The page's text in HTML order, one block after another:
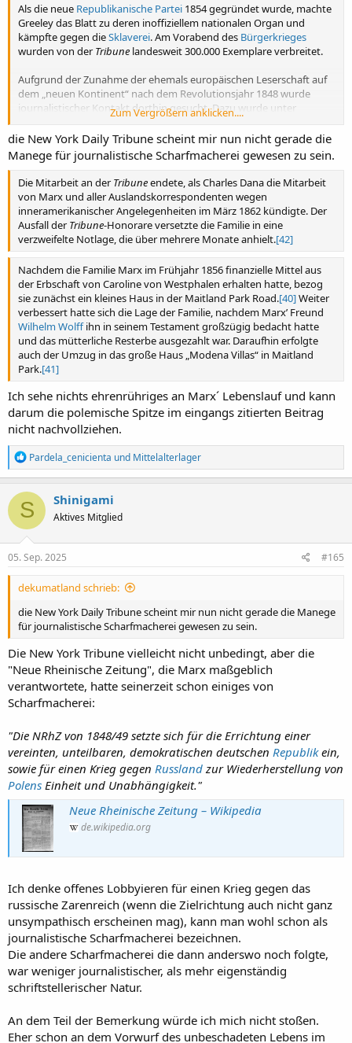
Als die neue Republikanische Partei 1854 gegründet wurde, machte
Greeley das Blatt zu deren inoffiziellem nationalen Organ und
kämpfte gegen dieSklaverei. Am Vorabend des Bürgerkrieges
wurden von der Tribune landesweit 300.000 Exemplare verbreitet.
Aufgrund der Zunahme der ehemals europäischen Leserschaft auf
dem „neuen Kontinent“ nach dem Revolutionsjahr 1848 wurde
journalistischer Kontakt dorthin gesucht. Dazu wurde unter
Londoner
York Daily Tribuneverpflichtet. Von 1852/53 bis 1857 und von 1859
bis 1862 arbeitete Marx für die Tribune
. Wenn es um militärische
Themen ging, wie zum Beispiel den Krimkrieg , schrieb sein enger
Freund und ArbeitspartnerFriedrich Engelsdie Artikel für ihn.
Zum Vergrößern anklicken....
die New York Daily Tribune scheint mir nun nicht gerade die
Manege für journalistische Scharfmacherei gewesen zu sein.
Die Mitarbeit an der Tribuneendete, als Charles Dana die Mitarbeit
von Marx und aller Auslandskorrespondenten wegen
inneramerikanischer Angelegenheiten im März 1862 kündigte. Der
Ausfall der Tribune-Honorare versetzte die Familie in eine
verzweifelte Notlage, die über mehrere Monate anhielt.[42]
Nachdem die Familie Marx im Frühjahr 1856 finanzielle Mittel aus
der Erbschaft von Caroline von Westphalen erhalten hatte, bezog
sie zunächst ein kleines Haus in der Maitland Park Road.[40]Weiter
verbessert hatte sich die Lage der Familie, nachdem Marx’ Freund
Wilhelm Wolffihn in seinem Testament großzügig bedacht hatte
und das mütterliche Resterbe ausgezahlt war. Daraufhin erfolgte
auch der Umzug in das große Haus „Modena Villas“ in Maitland
Park.[41]
Ich sehe nichts ehrenrühriges an Marx´ Lebenslauf und kann
darum die polemische Spitze im eingangs zitierten Beitrag
nicht nachvollziehen.
R
e
a
k
t
i
o
n
e
Pardela_cenicienta und Mittelalterlager
S Shinigami
Aktives Mitglied
05. Sep. 2025 #165
dekumatland schrieb:
die New York Daily Tribune scheint mir nun nicht gerade die Manege
für journalistische Scharfmacherei gewesen zu sein.
Die New York Tribune vielleicht nicht unbedingt, aber die
"Neue Rheinische Zeitung", die Marx maßgeblich
verantwortete, hatte seinerzeit schon einiges von
Scharfmacherei:
"Die NRhZ von 1848/49 setzte sich für die Errichtung einer
vereinten, unteilbaren, demokratischen deutschen Republikein,
sowie für einen Krieg gegen Russland zur Wiederherstellung von
Polens Einheit und Unabhängigkeit."
Neue Rheinische Zeitung – Wikipedia
de.wikipedia.org
Ich denke offenes Lobbyieren für einen Krieg gegen das
russische Zarenreich (wenn die Zielrichtung auch nicht ganz
unsympathisch erscheinen mag), kann man wohl schon als
journalistische Scharfmacherei bezeichnen.
Die andere Scharfmacherei die dann anderswo noch folgte,
war weniger journalistischer, als mehr eigenständig
schriftstellerischer Natur.
An dem Teil der Bemerkung würde ich mich nicht stoßen.
Eher schon an dem Vorwurf des unbeschadeten Lebens im